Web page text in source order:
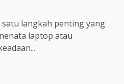
langkah penting yang
laptop atau